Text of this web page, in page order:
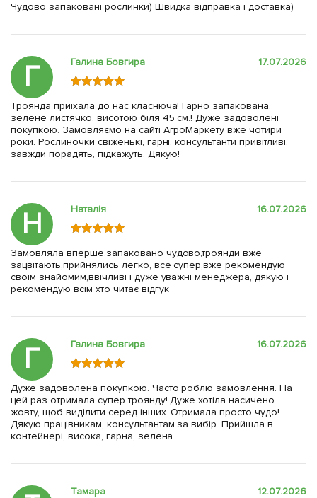
Чудово запаковані рослинки) Швидка відправка і доставка)
Г Галина Бовгира 17.07.2026
Троянда приїхала до нас класнюча! Гарно запакована,
зелене листячко, висотою біля 45 см.! Дуже задоволені
покупкою. Замовляємо на сайті АгроМаркету вже чотири
роки. Рослиночки свіженькі, гарні, консультанти привітливі,
завжди порадять, підкажуть. Дякую!
Н Наталія 16.07.2026
Замовляла вперше,запаковано чудово,троянди вже
зацвітають,прийнялись легко, все супер,вже рекомендую
своїм знайомим,ввічливі і дуже уважні менеджера, дякую і
рекомендую всім хто читає відгук
Г Галина Бовгира 16.07.2026
Дуже задоволена покупкою. Часто роблю замовлення. На
цей раз отримала супер троянду! Дуже хотіла насичено
жовту, щоб виділити серед інших. Отримала просто чудо!
Дякую працівникам, консультантам за вибір. Прийшла в
контейнері, висока, гарна, зелена.
Тамара 12.07.2026